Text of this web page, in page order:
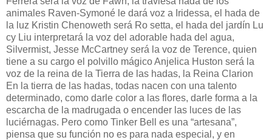
animales Raven-Symoné le dará voz a Iridessa, el hada de
la luz Kristin Chenoweth será Ro setta, el hada del jardín Lu
cy Liu interpretará la voz del adorable hada del agua,
Silvermist, Jesse McCartney será la voz de Terence, quien
tiene a su cargo el polvillo mágico Anjelica Huston será la
voz de la reina de la Tierra de las hadas, la Reina Clarion
En la tierra de las hadas, todas nacen con una talento
determinado, como darle color a las flores, darle forma a la
escarcha de la madrugada o encender las luces de las
luciérnagas. Pero como Tinker Bell es una “artesana”,
piensa que su función no es para nada especial, y en